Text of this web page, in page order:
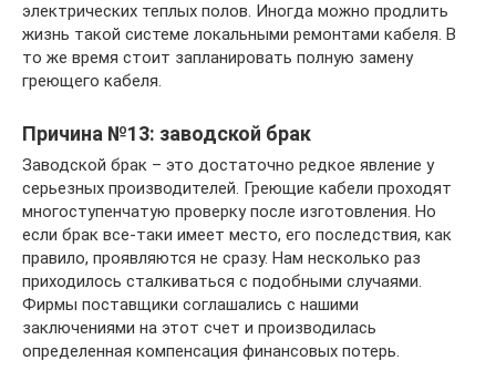
электрических теплых полов. Иногда можно продлить
жизнь такой системе локальными ремонтами кабеля. В
то же время стоит запланировать полную замену
греющего кабеля.
Причина №13: заводской брак
Заводской брак – это достаточно редкое явление у
серьезных производителей. Греющие кабели проходят
многоступенчатую проверку после изготовления. Но
если брак все-таки имеет место, его последствия, как
правило, проявляются не сразу. Нам несколько раз
приходилось сталкиваться с подобными случаями.
Фирмы поставщики соглашались с нашими
заключениями на этот счет и производилась
определенная компенсация финансовых потерь.